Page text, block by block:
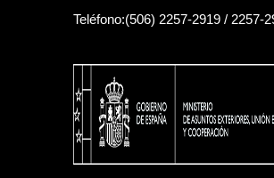
Teléfono:(506) 2257-2919 / 2257-